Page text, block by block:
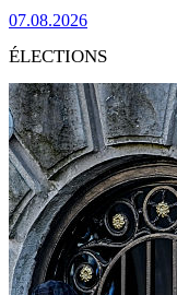
07.08.2026
ÉLECTIONS